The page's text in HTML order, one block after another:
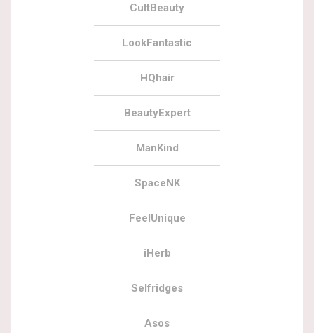
CultBeauty
LookFantastic
HQhair
BeautyExpert
ManKind
SpaceNK
FeelUnique
iHerb
Selfridges
Asos